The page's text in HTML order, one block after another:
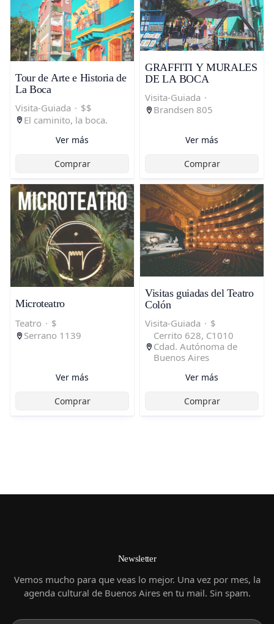
Tour de Arte e Historia de
La Boca
Visita-Guiada · $$
El caminito, la boca.
Ver más
Comprar
GRAFFITI Y MURALES
DE LA BOCA
Visita-Guiada ·
Brandsen 805
Ver más
Comprar
Microteatro
Teatro · $
Serrano 1139
Ver más
Comprar
Visitas guiadas del Teatro
Colón
Visita-Guiada · $
Cerrito 628, C1010
Cdad. Autónoma de
Buenos Aires
Ver más
Comprar
Newsletter
Vemos mucho para que veas lo mejor. Una vez por mes, la
agenda cultural de Buenos Aires en tu mail. Sin spam.